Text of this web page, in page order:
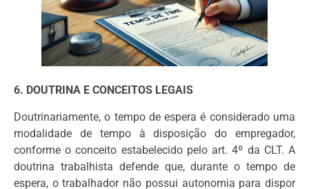
6. DOUTRINA E CONCEITOS LEGAIS
Doutrinariamente, o tempo de espera é considerado uma
modalidade de tempo à disposição do empregador,
conforme o conceito estabelecido pelo art. 4º da CLT. A
doutrina trabalhista defende que, durante o tempo de
espera, o trabalhador não possui autonomia para dispor